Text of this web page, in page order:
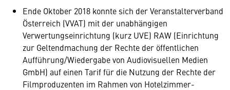
Ende Oktober 2018 konnte sich der Veranstalterverband
Österreich (VVAT) mit der unabhängigen
Verwertungseinrichtung (kurz UVE) RAW (Einrichtung
zur Geltendmachung der Rechte der öffentlichen
Aufführung/Wiedergabe von Audiovisuellen Medien
GmbH) auf einen Tarif für die Nutzung der Rechte der
Filmproduzenten im Rahmen von Hotelzimmer-